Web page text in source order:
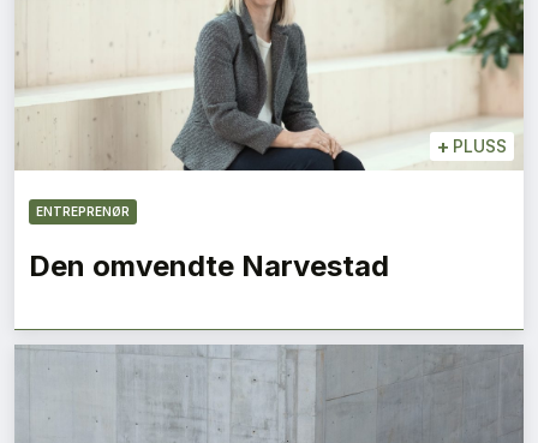
+ PLUSS
ENTREPRENØR
Den omvendte Narvestad